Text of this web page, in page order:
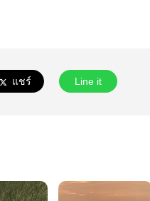
แชร์ Line it